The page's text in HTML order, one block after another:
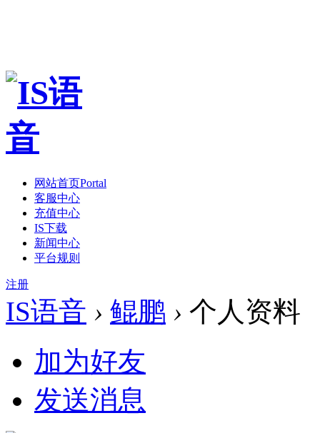
网站首页Portal
客服中心
充值中心
IS下载
新闻中心
平台规则
注册
IS语音 › 鲲鹏 › 个人资料
加为好友
发送消息